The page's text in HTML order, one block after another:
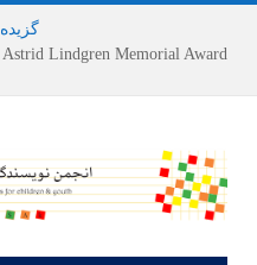
گزیده